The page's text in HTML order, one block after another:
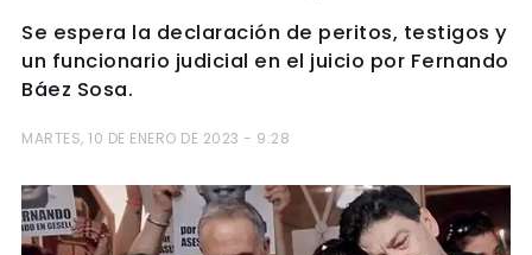
Se espera la declaración de peritos, testigos y
un funcionario judicial en el juicio por Fernando
Báez Sosa.
MARTES, 10 DE ENERO DE 2023 - 9:28